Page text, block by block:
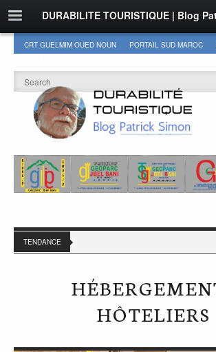
DURABILITE TOURISTIQUE | Blog
CRT GUELMIM OUED NOUN PORTAIL SUD MAROC
TENDANCE
HÔTELIERS